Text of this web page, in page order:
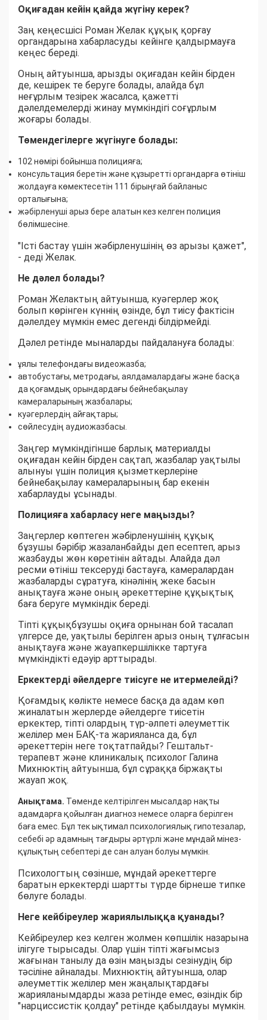
Оқиғадан кейін қайда жүгіну керек?
Заң кеңесшісі Роман Желак құқық қорғау
органдарына хабарласуды кейінге қалдырмауға
кеңес береді.
Оның айтуынша, арызды оқиғадан кейін бірден
де, кешірек те беруге болады, алайда бұл
неғұрлым тезірек жасалса, қажетті
дәлелдемелерді жинау мүмкіндігі соғұрлым
жоғары болады.
Төмендегілерге жүгінуге болады:
102 нөмірі бойынша полицияға;
консультация беретін және құзыретті органдарға өтініш
жолдауға көмектесетін 111 бірыңғай байланыс
орталығына;
жәбірленуші арыз бере алатын кез келген полиция
бөлімшесіне.
"Істі бастау үшін жәбірленушінің өз арызы қажет",
- деді Желак.
Не дәлел болады?
Роман Желактың айтуынша, куәгерлер жоқ
болып көрінген күннің өзінде, бұл тиісу фактісін
дәлелдеу мүмкін емес дегенді білдірмейді.
Дәлел ретінде мыналарды пайдалануға болады:
ұялы телефондағы видеожазба;
автобустағы, метродағы, аялдамалардағы және басқа
да қоғамдық орындардағы бейнебақылау
камераларының жазбалары;
куәгерлердің айғақтары;
сөйлесудің аудиожазбасы.
Заңгер мүмкіндігінше барлық материалды
оқиғадан кейін бірден сақтап, жазбалар уақтылы
алынуы үшін полиция қызметкерлеріне
бейнебақылау камераларының бар екенін
хабарлауды ұсынады.
Полицияға хабарласу неге маңызды?
Заңгерлер көптеген жәбірленушінің құқық
бұзушы бәрібір жазаланбайды деп есептеп, арыз
жазбауды жөн көретінін айтады. Алайда дәл
ресми өтініш тексеруді бастауға, камералардан
жазбаларды сұратуға, кінәлінің жеке басын
анықтауға және оның әрекеттеріне құқықтық
баға беруге мүмкіндік береді.
Тіпті құқықбұзушы оқиға орнынан бой тасалап
үлгерсе де, уақтылы берілген арыз оның тұлғасын
анықтауға және жауапкершілікке тартуға
мүмкіндікті едәуір арттырады.
Еркектерді әйелдерге тиісуге не итермелейді?
Қоғамдық көлікте немесе басқа да адам көп
жиналатын жерлерде әйелдерге тиісетін
еркектер, тіпті олардың түр-әлпеті әлеуметтік
желілер мен БАҚ-та жарияланса да, бұл
әрекеттерін неге тоқтатпайды? Гештальт-
терапевт және клиникалық психолог Галина
Михнюктің айтуынша, бұл сұраққа біржақты
жауап жоқ.
Анықтама. Төменде келтірілген мысалдар нақты
адамдарға қойылған диагноз немесе оларға берілген
баға емес. Бұл тек ықтимал психологиялық гипотезалар,
себебі әр адамның тағдыры әртүрлі және мұндай мінез-
құлықтың себептері де сан алуан болуы мүмкін.
Психологтың сөзінше, мұндай әрекеттерге
баратын еркектерді шартты түрде бірнеше типке
бөлуге болады.
Неге кейбіреулер жариялылыққа қуанады?
Кейбіреулер кез келген жолмен көпшілік назарына
ілігуге тырысады. Олар үшін тіпті жағымсыз
жағынан танылу да өзін маңызды сезінудің бір
тәсіліне айналады. Михнюктің айтуынша, олар
әлеуметтік желілер мен жаңалықтардағы
жарияланымдарды жаза ретінде емес, өзіндік бір
"нарциссистік қолдау" ретінде қабылдауы мүмкін.